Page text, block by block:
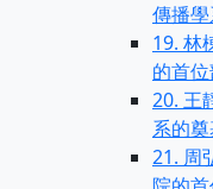
傳播
19. 林
的首
20. 王
系的
21. 周